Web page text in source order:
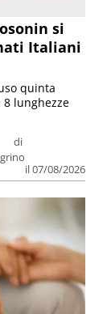
si
Italiani
di
il 07/08/2026
quinta
lunghezze